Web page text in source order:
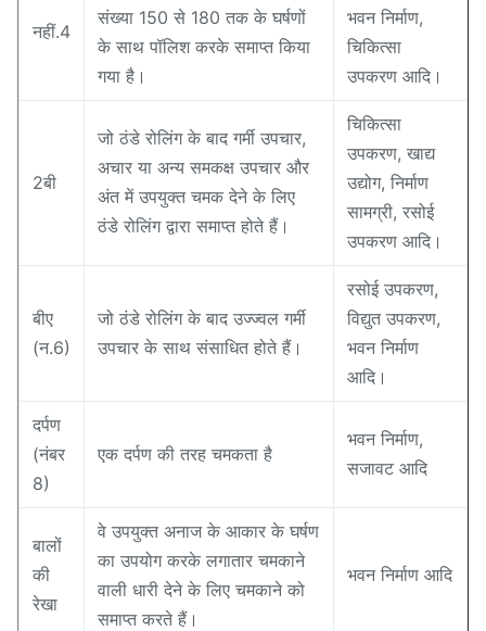
नहीं.4
संख्या 150 से 180 तक के घर्षणों
के साथ पॉलिश करके समाप्त किया
गया है।
भवन निर्माण,
चिकित्सा
उपकरण आदि।
2बी
जो ठंडे रोलिंग के बाद गर्मी उपचार,
अचार या अन्य समकक्ष उपचार और
अंत में उपयुक्त चमक देने के लिए
ठंडे रोलिंग द्वारा समाप्त होते हैं।
चिकित्सा
उपकरण, खाद्य
उद्योग, निर्माण
सामग्री, रसोई
उपकरण आदि।
बीए
(न.6)
जो ठंडे रोलिंग के बाद उज्ज्वल गर्मी
उपचार के साथ संसाधित होते हैं।
रसोई उपकरण,
विद्युत उपकरण,
भवन निर्माण
आदि।
दर्पण
(नंबर
8)
एक दर्पण की तरह चमकता है
भवन निर्माण,
सजावट आदि
बालों
की
रेखा
वे उपयुक्त अनाज के आकार के घर्षण
का उपयोग करके लगातार चमकाने
वाली धारी देने के लिए चमकाने को
समाप्त करते हैं।
भवन निर्माण आदि